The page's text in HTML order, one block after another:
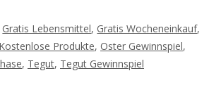
Gratis Lebensmittel, Gratis Wocheneinkauf,
Kostenlose Produkte, Oster Gewinnspiel,
, Tegut, Tegut Gewinnspiel